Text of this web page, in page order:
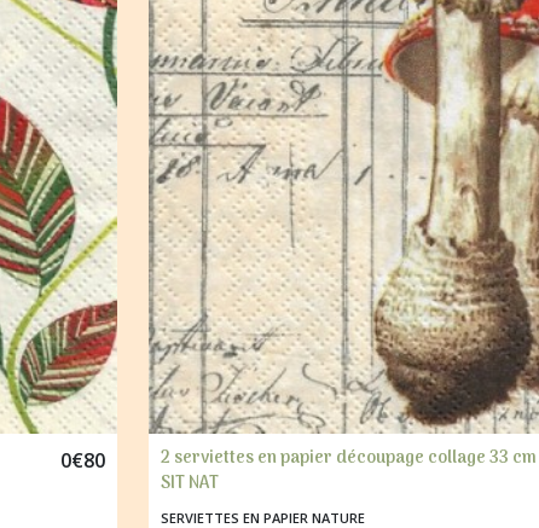
0€80
2 serviettes en papier découpage collage 33 cm
SIT NAT
SERVIETTES EN PAPIER NATURE